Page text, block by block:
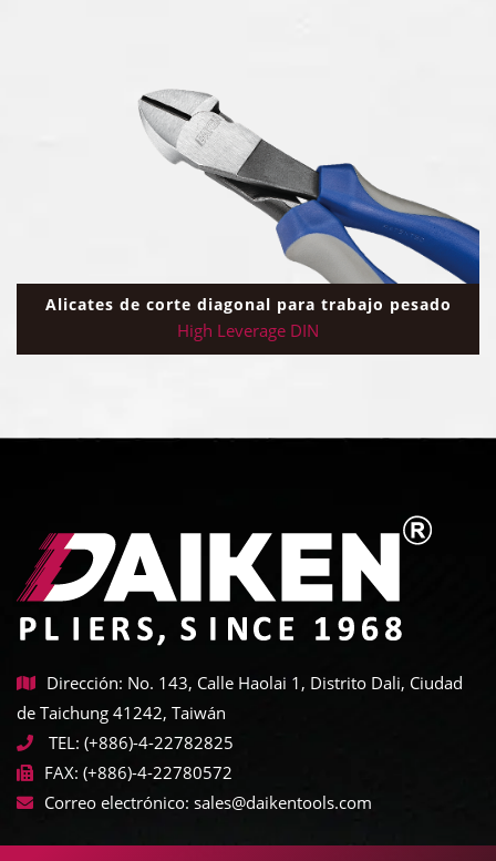
Alicates de corte diagonal para trabajo pesado
High Leverage DIN
Dirección: No. 143, Calle Haolai 1, Distrito Dali, Ciudad
de Taichung 41242, Taiwán
TEL: (+886)-4-22782825
FAX: (+886)-4-22780572
Correo electrónico: sales@daikentools.com